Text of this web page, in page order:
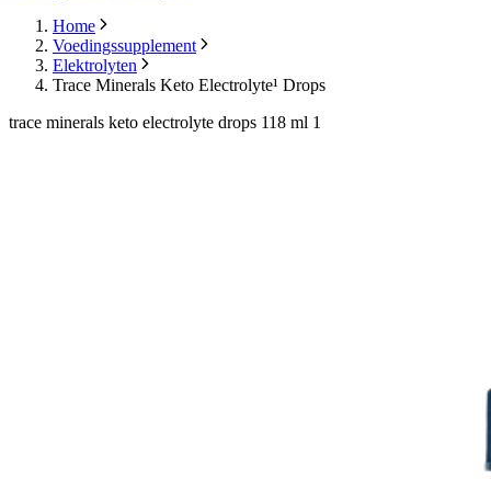
Home
Voedingssupplement
Elektrolyten
Trace Minerals Keto Electrolyte¹ Drops
trace minerals keto electrolyte drops 118 ml 1